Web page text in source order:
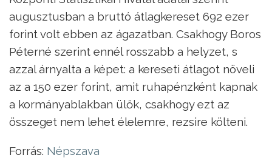
augusztusban a bruttó átlagkereset 692 ezer
forint volt ebben az ágazatban. Csakhogy Boros
Péterné szerint ennél rosszabb a helyzet, s
azzal árnyalta a képet: a kereseti átlagot növeli
az a 150 ezer forint, amit ruhapénzként kapnak
a kormányablakban ülők, csakhogy ezt az
összeget nem lehet élelemre, rezsire költeni.
Forrás: Népszava